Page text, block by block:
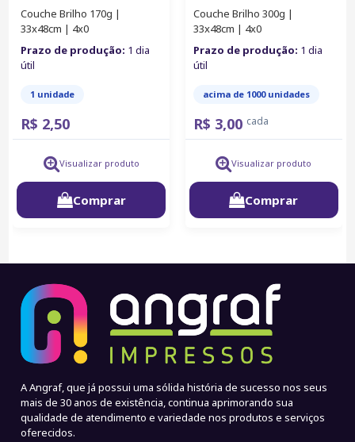
Couche Brilho 170g |
33x48cm | 4x0
Prazo de produção: 1 dia
útil
1 unidade
R$ 2,50
Visualizar produto
Comprar
Couche Brilho 300g |
33x48cm | 4x0
Prazo de produção: 1 dia
útil
acima de 1000 unidades
R$ 3,00 cada
Visualizar produto
Comprar
A Angraf, que já possui uma sólida história de sucesso nos seus
mais de 30 anos de existência, continua aprimorando sua
qualidade de atendimento e variedade nos produtos e serviços
oferecidos.